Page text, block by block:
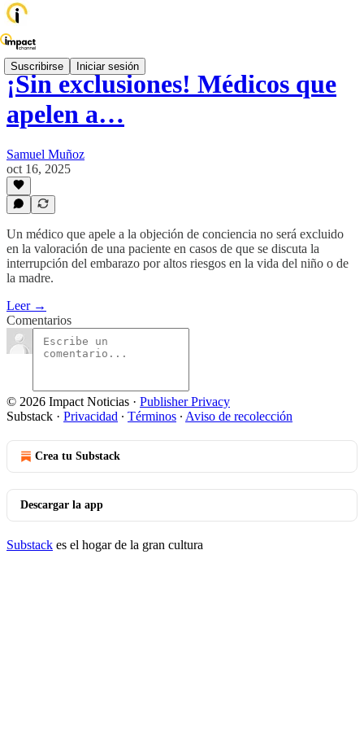
Suscribirse Iniciar sesión
¡Sin exclusiones! Médicos que
apelen a…
Samuel Muñoz
oct 16, 2025
Un médico que apele a la objeción de conciencia no será excluido
en la valoración de una paciente en casos de que se discuta la
interrupción del embarazo por altos riesgos en la vida del niño o de
la madre.
Leer →
Comentarios
© 2026 Impact Noticias · Publisher Privacy
Substack · Privacidad ∙ Términos ∙ Aviso de recolección
Crea tu Substack
Descargar la app
Substack es el hogar de la gran cultura